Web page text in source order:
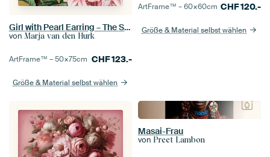
Girl with Pearl Earring – The Spring Edition
von Marja van den Hurk
ArtFrame™ –50×75cm CHF123.-
Größe & Material selbst wählen
ArtFrame™ –60×60cm CHF120.-
Größe & Material selbst wählen
Masai-Frau
von Preet Lambon